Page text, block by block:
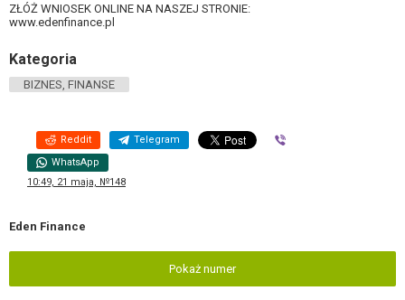
ZŁÓŻ WNIOSEK ONLINE NA NASZEJ STRONIE:
www.edenfinance.pl
Kategoria
BIZNES, FINANSE
Reddit Telegram
WhatsApp
10:49, 21 maja, №148
Eden Finance
Pokaż numer